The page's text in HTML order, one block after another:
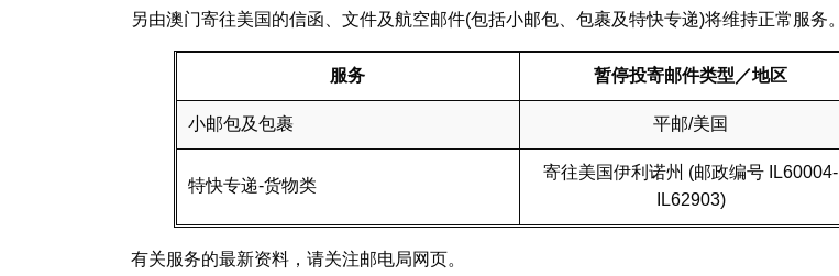
另由澳门寄往美国的信函、文件及航空邮件(包括小邮包、包裹及特快专递)将维持正常服务。
服务 暂停投寄邮件类型／地区
小邮包及包裹 平邮/美国
特快专递-货物类
寄往美国伊利诺州 (邮政编号 IL60004-
IL62903)
有关服务的最新资料，请关注邮电局网页。